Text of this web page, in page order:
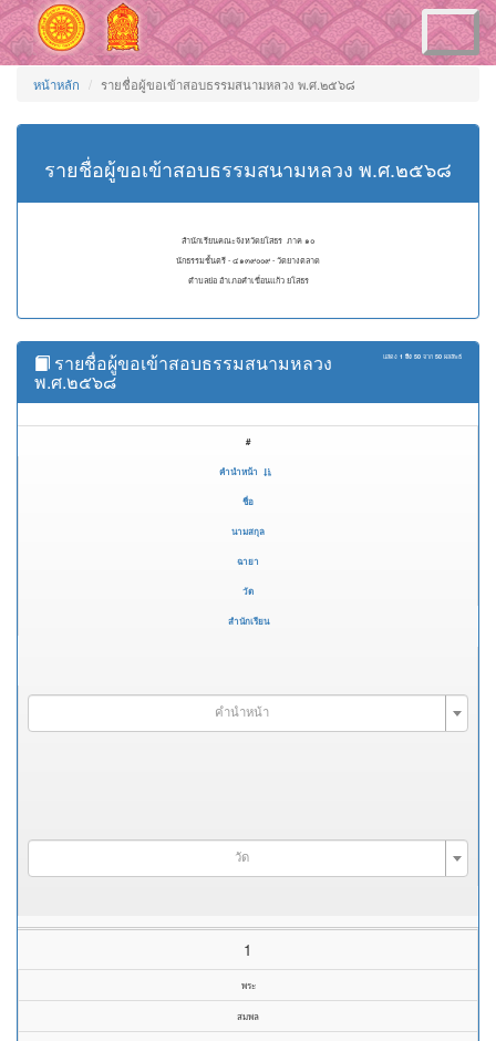
Toggle
navigation
หน้าหลัก รายชื่อผู้ขอเข้าสอบธรรมสนามหลวง พ.ศ.๒๕๖๘
รายชื่อผู้ขอเข้าสอบธรรมสนามหลวง พ.ศ.๒๕๖๘
สำนักเรียนคณะจังหวัดยโสธร ภาค ๑๐
นักธรรมชั้นตรี - ๔๑๓๙๐๐๙ - วัดยางตลาด
ตำบลย่อ อำเภอคำเขื่อนแก้ว ยโสธร
แสดง 1 ถึง 50 จาก 50 ผลลัพธ์
รายชื่อผู้ขอเข้าสอบธรรมสนามหลวง
พ.ศ.๒๕๖๘
#
คำนำหน้า
ชื่อ
นามสกุล
ฉายา
วัด
สำนักเรียน
คำนำหน้า
วัด
1
พระ
สมพล